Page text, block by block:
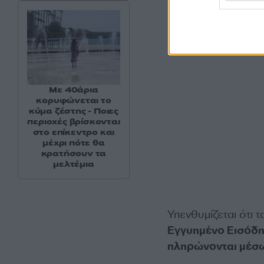
Υπενθυμίζεται ότι
Εγγυημένο
πληρώνονται
Με 40άρια
κορυφώνεται το
κύμα ζέστης - Ποιες
περιοχές βρίσκονται
στο επίκεντρο και
μέχρι πότε θα
κρατήσουν τα
μελτέμια